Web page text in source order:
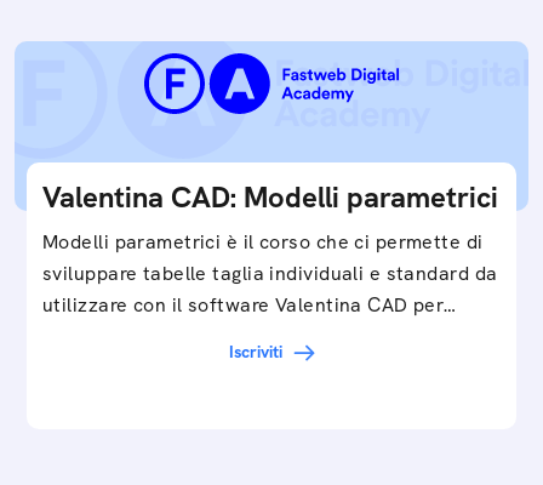
Valentina CAD: Modelli parametrici
Modelli parametrici è il corso che ci permette di
sviluppare tabelle taglia individuali e standard da
utilizzare con il software Valentina CAD per…
Iscriviti